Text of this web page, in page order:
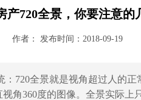
产720全景，你要注意的
作者： 发布时间：2018-09-19
：720全景就是视角超过人的
角360度的图像。全景实际上